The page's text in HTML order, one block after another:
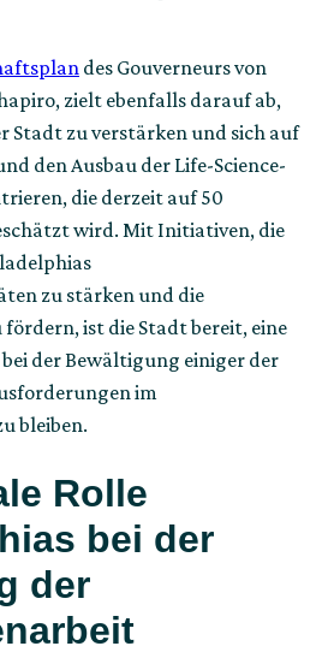
des Gouverneurs von
zielt ebenfalls darauf ab,
Stadt zu verstärken und sich auf
den Ausbau der Life-Science-
die derzeit auf 50
wird. Mit Initiativen, die
zu stärken und die
ist die Stadt bereit, eine
der Bewältigung einiger der
im
bleiben.
Rolle
bei der
der